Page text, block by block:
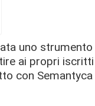
uno
ai propri
con Semantyca